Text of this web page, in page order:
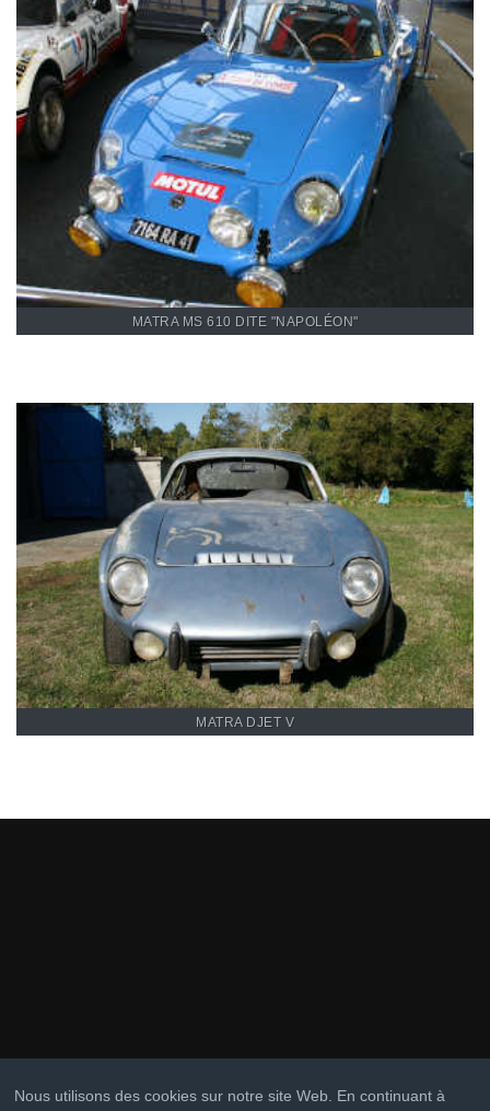
MATRA MS 610 DITE "NAPOLÉON"
Restauration de la Matra
MS610 "Napoléon"
MATRA DJET V
Restauration d'une Matra
Djet V
Nous utilisons des cookies sur notre site Web. En continuant à